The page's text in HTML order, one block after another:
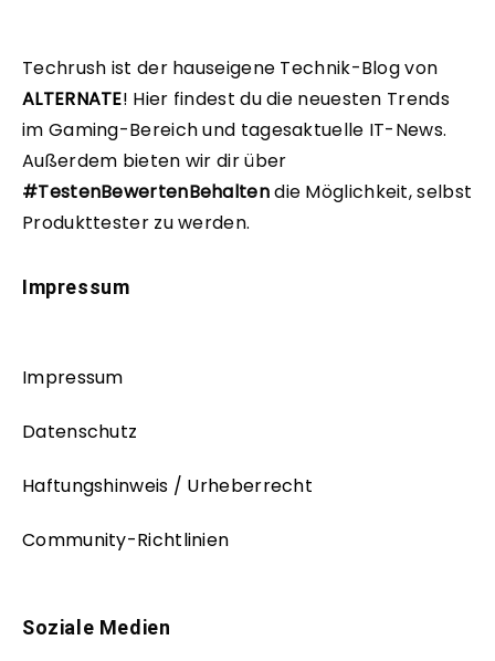
Techrush ist der hauseigene Technik-Blog von
ALTERNATE! Hier findest du die neuesten Trends
im Gaming-Bereich und tagesaktuelle IT-News.
Außerdem bieten wir dir über
#TestenBewertenBehaltendie Möglichkeit, selbst
Produkttester zu werden.
Impressum
Impressum
Datenschutz
Haftungshinweis / Urheberrecht
Community-Richtlinien
Soziale Medien